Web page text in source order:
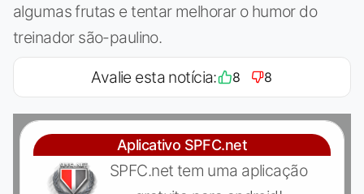
algumas frutas e tentar melhorar o humor do
treinador são-paulino.
Avalie esta notícia: 8 8
Aplicativo SPFC.net
SPFC.net tem uma aplicação